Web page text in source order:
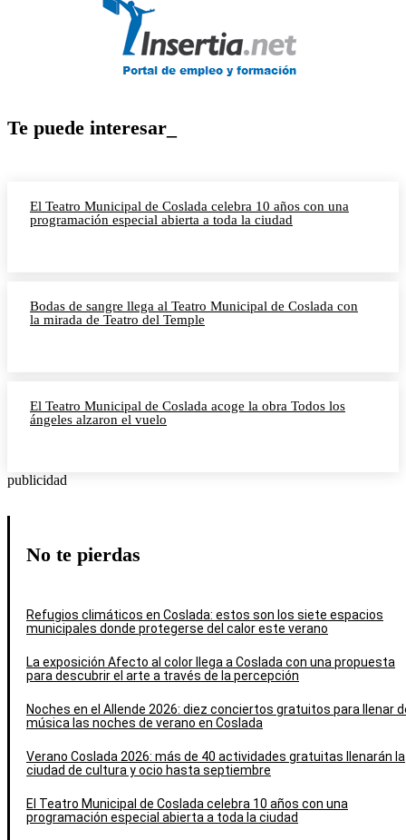
Te puede interesar_
El Teatro Municipal de Coslada celebra 10 años con una
programación especial abierta a toda la ciudad
Bodas de sangre llega al Teatro Municipal de Coslada con
la mirada de Teatro del Temple
El Teatro Municipal de Coslada acoge la obra Todos los
ángeles alzaron el vuelo
publicidad
No te pierdas
Refugios climáticos en Coslada: estos son los siete espacios
municipales donde protegerse del calor este verano
La exposición Afecto al color llega a Coslada con una propuesta
para descubrir el arte a través de la percepción
Noches en el Allende 2026: diez conciertos gratuitos para llenar
música las noches de verano en Coslada
Verano Coslada 2026: más de 40 actividades gratuitas llenarán la
ciudad de cultura y ocio hasta septiembre
El Teatro Municipal de Coslada celebra 10 años con una
programación especial abierta a toda la ciudad